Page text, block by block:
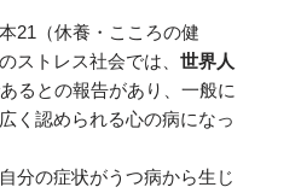
21（休養・こころの健
ストレス社会では、 世界人
るとの報告があり、一般に
く認められる心の病になっ
分の症状がうつ病から生じ